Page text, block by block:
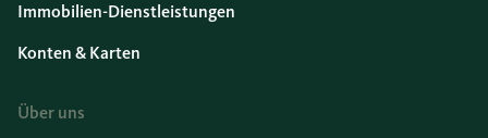
Immobilien-Dienstleistungen
Konten & Karten
Über uns